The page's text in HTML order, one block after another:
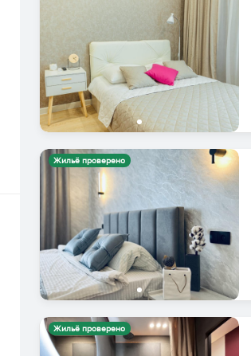
Жильё проверено
Жильё проверено